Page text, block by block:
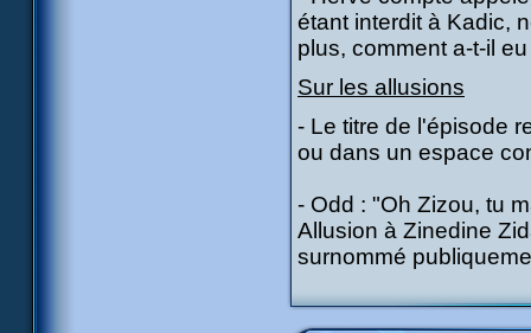
étant interdit à Kadic,
plus, comment a-t-il
Sur les allusions
- Le titre de l'épisode
ou dans un espace
- Odd : "Oh Zizou, tu
Allusion à Zinedine
surnommé